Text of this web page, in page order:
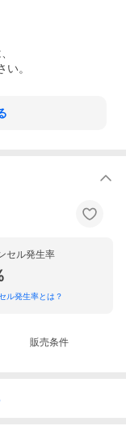
。
セル発生率
ル発生率とは？
販売条件